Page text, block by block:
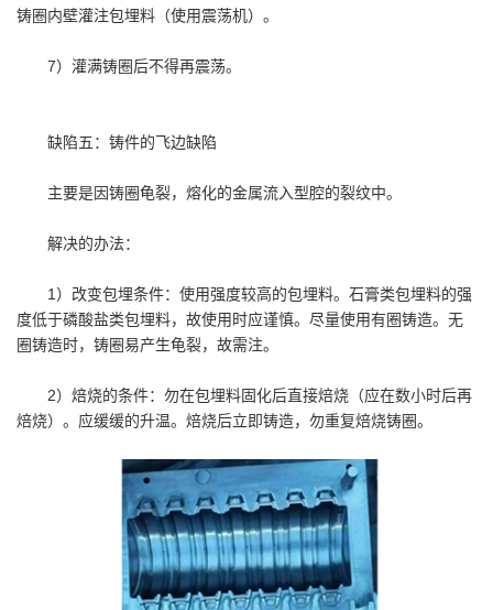
铸圈内壁灌注包埋料（使用震荡机）。
7）灌满铸圈后不得再震荡。
缺陷五：铸件的飞边缺陷
主要是因铸圈龟裂，熔化的金属流入型腔的裂纹中。
解决的办法：
1）改变包埋条件：使用强度较高的包埋料。石膏类包埋料的强
度低于磷酸盐类包埋料，故使用时应谨慎。尽量使用有圈铸造。无
圈铸造时，铸圈易产生龟裂，故需注。
2）焙烧的条件：勿在包埋料固化后直接焙烧（应在数小时后再
焙烧）。应缓缓的升温。焙烧后立即铸造，勿重复焙烧铸圈。